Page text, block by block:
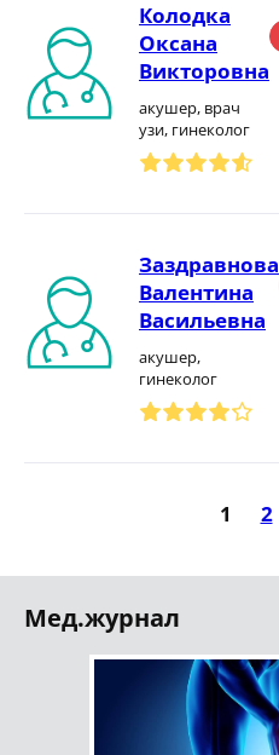
Колодка
Оксана
Викторовна
акушер, врач
узи, гинеколог
Заздравнова
Валентина
Васильевна
акушер,
гинеколог
1 2
Мед.журнал